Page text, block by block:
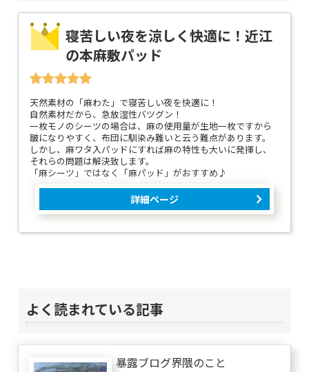
寝苦しい夜を涼しく快適に！近江
の本麻敷パッド
天然素材の「麻わた」で寝苦しい夜を快適に！
自然素材だから、急放湿性バツグン！
一枚モノのシーツの場合は、麻の使用量が生地一枚ですから
皺になりやすく、布団に馴染み難いと云う難点があります。
しかし、麻ワタ入パッドにすれば麻の特性も大いに発揮し、
それらの問題は解決致します。
「麻シーツ」ではなく「麻パッド」がおすすめ♪
詳細ページ
よく読まれている記事
暴露ブログ界隈のこと